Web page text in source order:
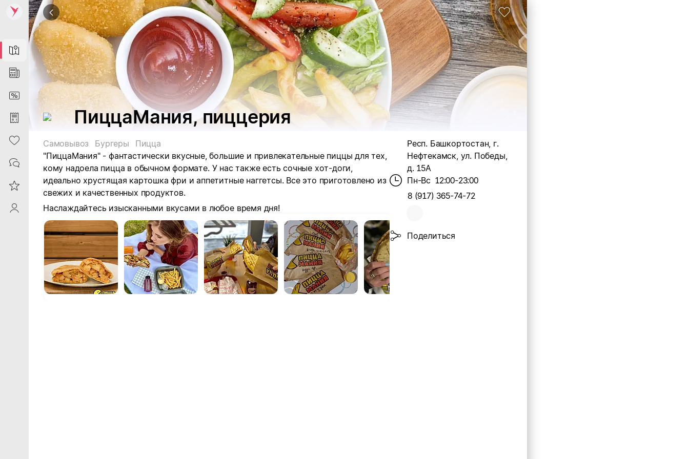
Map
News
DiscountCard
Purchases
Heart
Contacts
Reviews
ProfileSaby
ПиццаМания, пиццерия
Самовывоз Бургеры
Пицца
"ПиццаМания" - фантастически вкусные, большие и привлекательные пиццы для тех,
кому надоела пицца в обычном формате. У нас также есть сочные хот-доги,
идеально хрустящая картошка фри и аппетитные наггетсы. Все это приготовлено из
свежих и качественных продуктов.
Наслаждайтесь изысканными вкусами в любое время дня!
Респ. Башкортостан, г.
Нефтекамск, ул. Победы,
д. 15А
Пн-Вс 12:00-23:00
8 (917) 365-74-72
Поделиться